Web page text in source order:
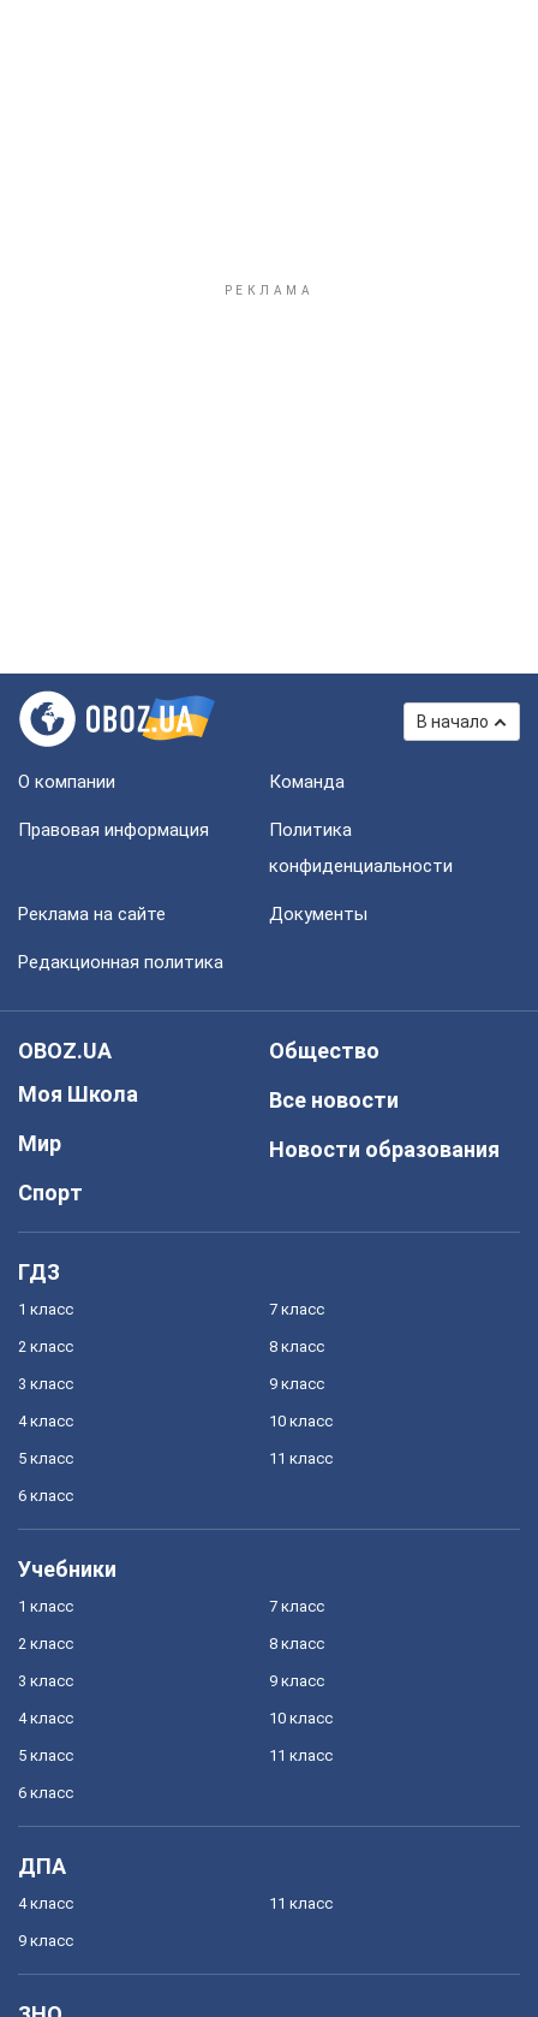
В начало
О компании Команда
Правовая информация
Политика
конфиденциальности
Реклама на сайте Документы
Редакционная политика
OBOZ.UA
Моя Школа
Мир
Спорт
Общество
Все новости
Новости образования
ГДЗ
1 класс
2 класс
3 класс
4 класс
5 класс
6 класс
7 класс
8 класс
9 класс
10 класс
11 класс
Учебники
1 класс
2 класс
3 класс
4 класс
5 класс
6 класс
7 класс
8 класс
9 класс
10 класс
11 класс
ДПА
4 класс
9 класс
11 класс